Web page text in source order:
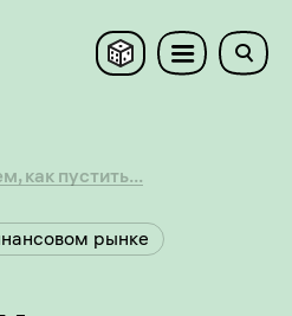
как пустить...
рынке